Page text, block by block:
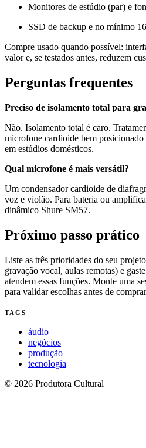
Monitores de estúdio (par) e
SSD de backup e no mínimo
Compre usado quando possível:
valor e, se testados antes, reduzem
Perguntas frequentes
Preciso de isolamento total para
Não. Isolamento total é caro.
microfone cardioide bem
em estúdios domésticos.
Qual microfone é mais versátil?
Um condensador cardioide de
voz e violão. Para bateria ou
dinâmico Shure SM57.
Próximo passo prático
Liste as três prioridades do seu
gravação vocal, aulas remotas) e
atendem essas funções. Monte uma
para validar escolhas antes de
TAGS
áudio
negócios
produção
tecnologia
© 2026 Produtora Cultural